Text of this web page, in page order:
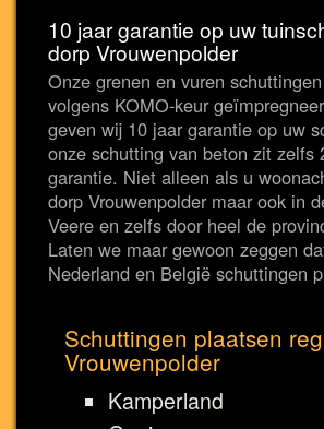
10 jaar garantie op uw
dorp Vrouwenpolder
Onze grenen en vuren
volgens KOMO-keur
geven wij 10 jaar garantie op uw
onze schutting van beton zit zelfs
garantie. Niet alleen als u
dorp Vrouwenpolder maar ook in
Veere en zelfs door heel de
Laten we maar gewoon zeggen
Nederland en België schuttingen
Schuttingen plaatsen
Vrouwenpolder
Kamperland